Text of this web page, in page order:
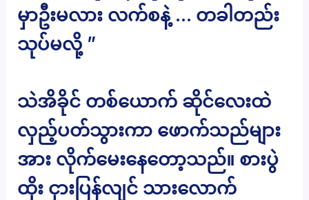
မှာဦးမလား လက်စနဲ့ … တခါတည်း
သုပ်မလို့ ”
သဲအိခိုင် တစ်ယောက် ဆိုင်လေးထဲ
လှည့်ပတ်သွားကာ ဖောက်သည်များ
အား လိုက်မေးနေတော့သည်။ စားပွဲ
ထိုး ငှားပြန်လျင် သားလောက်